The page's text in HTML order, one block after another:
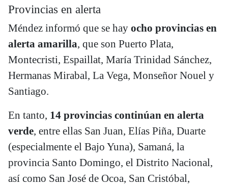
Provincias en alerta
Méndez informó que se hay ocho provincias en
alerta amarilla, que son Puerto Plata,
Montecristi, Espaillat, María Trinidad Sánchez,
Hermanas Mirabal, La Vega, Monseñor Nouel y
Santiago.
En tanto, 14 provincias continúan en alerta
verde, entre ellas San Juan, Elías Piña, Duarte
(especialmente el Bajo Yuna), Samaná, la
provincia Santo Domingo, el Distrito Nacional,
así como San José de Ocoa, San Cristóbal,